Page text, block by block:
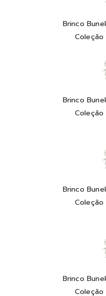
Brinco
Coleção
Brinco
Coleção
Brinco
Coleção
Brinco
Coleção